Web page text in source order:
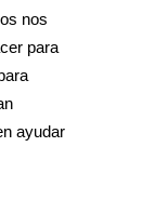
nos
para
ayudar